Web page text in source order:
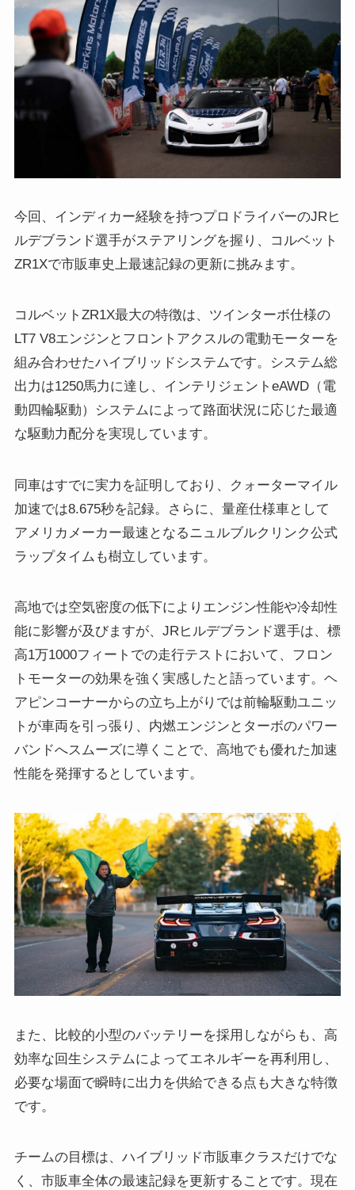
今回、インディカー経験を持つプロドライバーのJRヒ
ルデブランド選手がステアリングを握り、コルベット
ZR1Xで市販車史上最速記録の更新に挑みます。
コルベットZR1X最大の特徴は、ツインターボ仕様の
LT7 V8エンジンとフロントアクスルの電動モーターを
組み合わせたハイブリッドシステムです。システム総
出力は1250馬力に達し、インテリジェントeAWD（電
動四輪駆動）システムによって路面状況に応じた最適
な駆動力配分を実現しています。
同車はすでに実力を証明しており、クォーターマイル
加速では8.675秒を記録。さらに、量産仕様車として
アメリカメーカー最速となるニュルブルクリンク公式
ラップタイムも樹立しています。
高地では空気密度の低下によりエンジン性能や冷却性
能に影響が及びますが、JRヒルデブランド選手は、標
高1万1000フィートでの走行テストにおいて、フロン
トモーターの効果を強く実感したと語っています。ヘ
アピンコーナーからの立ち上がりでは前輪駆動ユニッ
トが車両を引っ張り、内燃エンジンとターボのパワー
バンドへスムーズに導くことで、高地でも優れた加速
性能を発揮するとしています。
また、比較的小型のバッテリーを採用しながらも、高
効率な回生システムによってエネルギーを再利用し、
必要な場面で瞬時に出力を供給できる点も大きな特徴
です。
チームの目標は、ハイブリッド市販車クラスだけでな
く、市販車全体の最速記録を更新することです。現在